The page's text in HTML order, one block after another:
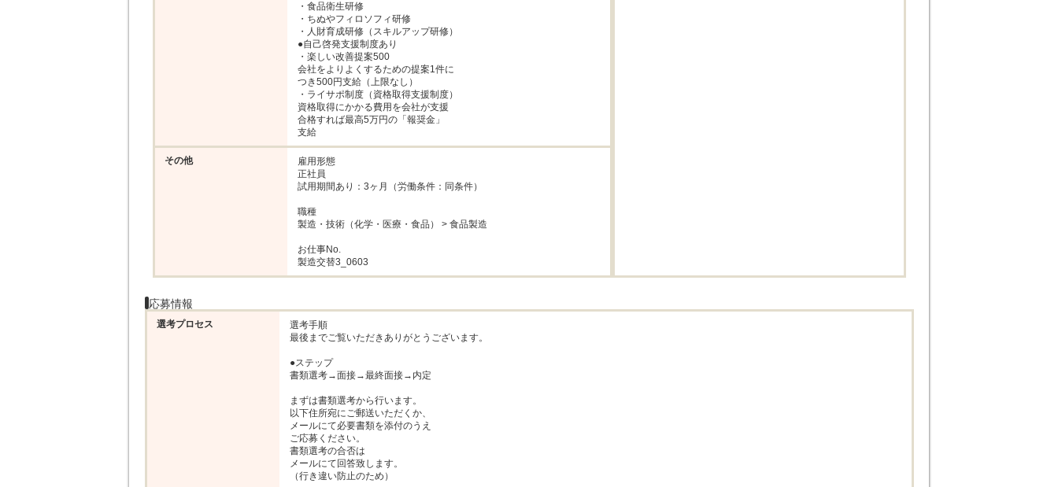
・食品衛生研修
・ちぬやフィロソフィ研修
・人財育成研修（スキルアップ研修）
●自己啓発支援制度あり
・楽しい改善提案500
会社をよりよくするための提案1件に
つき500円支給（上限なし）
・ライサポ制度（資格取得支援制度）
資格取得にかかる費用を会社が支援
合格すれば最高5万円の「報奨金」
支給
その他
雇用形態
正社員
試用期間あり：3ヶ月（労働条件：同条件）
職種
製造・技術（化学・医療・食品） > 食品製造
お仕事No.
製造交替3_0603
応募情報
選考プロセス
選考手順
最後までご覧いただきありがとうございます。
●ステップ
書類選考→面接→最終面接→内定
まずは書類選考から行います。
以下住所宛にご郵送いただくか、
メールにて必要書類を添付のうえ
ご応募ください。
書類選考の合否は
メールにて回答致します。
（行き違い防止のため）